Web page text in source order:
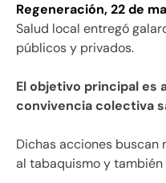
Regeneración, 22 de
Salud local entregó
públicos y privados.
El objetivo principal es
convivencia colectiva
Dichas acciones
al tabaquismo y también